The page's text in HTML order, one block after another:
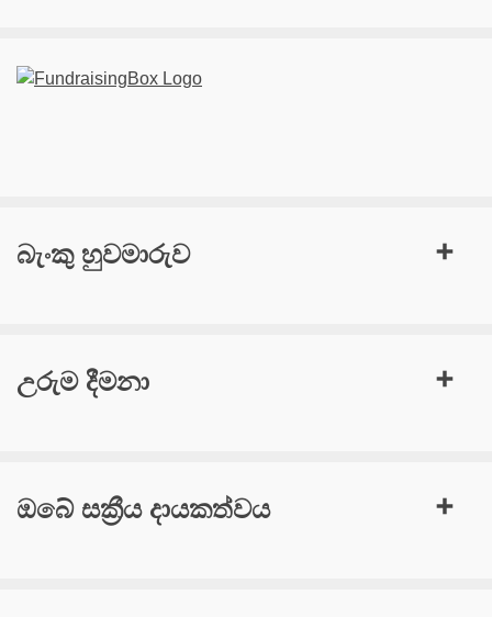
බැංකු හුවමාරුව
උරුම දීමනා
ඔබේ සක්‍රීය දායකත්වය